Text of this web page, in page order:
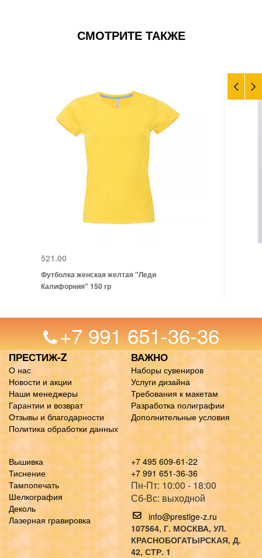
СМОТРИТЕ ТАКЖЕ
521.00
Футболка женская желтая "Леди
Калифорния" 150 гр
+7 991 651-36-36
ПРЕСТИЖ-Z
О нас
Новости и акции
Наши менеджеры
Гарантии и возврат
Отзывы и благодарности
Политика обработки данных
ВАЖНО
Наборы сувениров
Услуги дизайна
Требования к макетам
Разработка полиграфии
Дополнительные условия
Вышивка
Тиснение
Тампопечать
Шелкография
Деколь
Лазерная гравировка
+7 495 609-61-22
+7 991 651-36-36
Пн-Пт: 10:00 - 18:00
Сб-Вс: выходной
info@prestige-z.ru
107564, Г. МОСКВА, УЛ.
КРАСНОБОГАТЫРСКАЯ, Д.
42, СТР. 1